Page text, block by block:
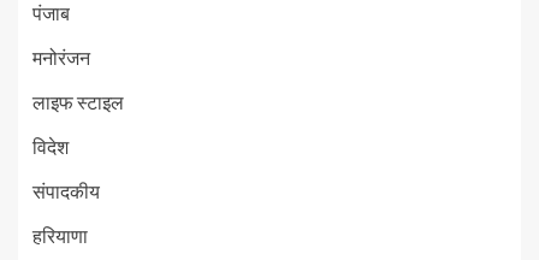
पंजाब
मनोरंजन
लाइफ स्टाइल
विदेश
संपादकीय
हरियाणा